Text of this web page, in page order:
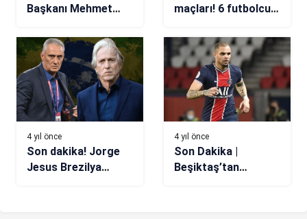
Başkanı Mehmet
bundan sonra
futbolculara olan
borç gününde
ödenecek
maçları! 6 futbolcu
4 yıl önce
Son dakika! Jorge
Jesus Brezilya
4 yıl önce
Son Dakika |
Beşiktaş’tan